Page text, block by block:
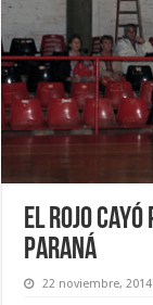
El Rojo
Paraná
22 noviembre, 2014